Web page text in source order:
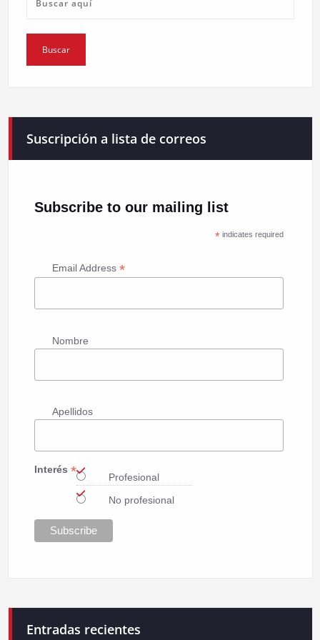
Suscripción a lista de correos
Subscribe to our mailing list
*indicates required
Email Address *
Nombre
Apellidos
Interés *
Profesional
No profesional
Entradas recientes